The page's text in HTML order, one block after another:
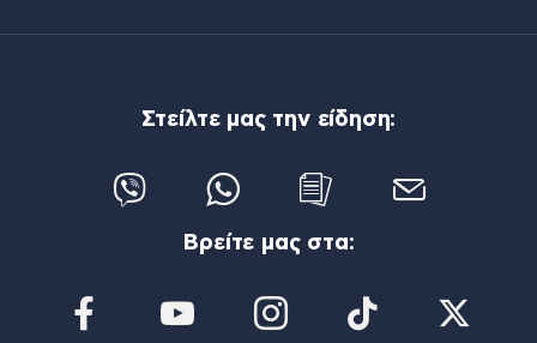
Στείλτε μας την είδηση:
Βρείτε μας στα: